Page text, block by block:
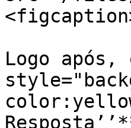
Logo após,